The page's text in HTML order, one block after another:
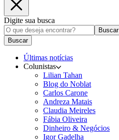
Digite sua busca
Buscar
Buscar
Últimas notícias
Colunistas
Lilian Tahan
Blog do Noblat
Carlos Carone
Andreza Matais
Claudia Meireles
Fábia Oliveira
Dinheiro & Negócios
Igor Gadelha